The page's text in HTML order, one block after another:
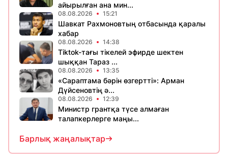
айырылған ана мин...
08.08.2026 15:21
Шавкат Рахмоновтың отбасында қаралы
хабар
08.08.2026 14:38
Tiktok-тағы тікелей эфирде шектен
шыққан Тараз ...
08.08.2026 13:35
«Сараптама бәрін өзгертті»: Арман
Дүйсеновтің ә...
08.08.2026 12:39
Министр грантқа түсе алмаған
талапкерлерге маңы...
Барлық жаңалықтар